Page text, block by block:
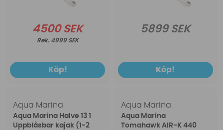
4500 SEK
4999 SEK
Köp!
5899 SEK
Köp!
Aqua Marina
Aqua Marina Halve 13 1
Uppblåsbar kajak (1-2
Aqua Marina
Aqua Marina
Tomahawk AIR-K 440